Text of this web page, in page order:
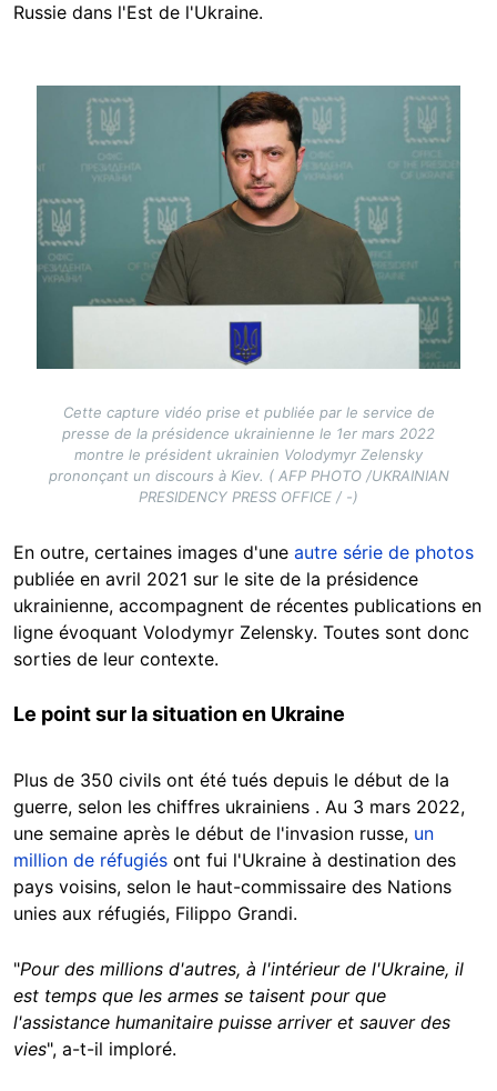
Russie dans l'Est de l'Ukraine.
Cette capture vidéo prise et publiée par le service de
presse de la présidence ukrainienne le 1er mars 2022
montre le président ukrainien Volodymyr Zelensky
prononçant un discours à Kiev. ( AFP PHOTO /UKRAINIAN
PRESIDENCY PRESS OFFICE / -)
En outre, certaines images d'une autre série de photos
publiée en avril 2021 sur le site de la présidence
ukrainienne, accompagnent de récentes publications en
ligne évoquant Volodymyr Zelensky. Toutes sont donc
sorties de leur contexte.
Le point sur la situation en Ukraine
Plus de 350 civils ont été tués depuis le début de la
guerre, selon les chiffres ukrainiens . Au 3 mars 2022,
une semaine après le début de l'invasion russe, un
million de réfugiés ont fui l'Ukraine à destination des
pays voisins, selon le haut-commissaire des Nations
unies aux réfugiés, Filippo Grandi.
"Pour des millions d'autres, à l'intérieur de l'Ukraine, il
est temps que les armes se taisent pour que
l'assistance humanitaire puisse arriver et sauver des
vies", a-t-il imploré.